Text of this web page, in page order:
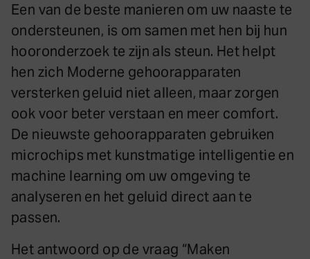
Een van de beste manieren om uw naaste te
ondersteunen, is om samen met hen bij hun
hooronderzoek te zijn als steun. Het helpt
hen zich Moderne gehoorapparaten
versterken geluid niet alleen, maar zorgen
ook voor beter verstaan en meer comfort.
De nieuwste gehoorapparaten gebruiken
microchips met kunstmatige intelligentie en
machine learning om uw omgeving te
analyseren en het geluid direct aan te
passen.
Het antwoord op de vraag “Maken